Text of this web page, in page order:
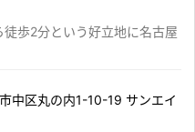
歩2分という好立地に名古屋
中区丸の内1-10-19 サンエイ